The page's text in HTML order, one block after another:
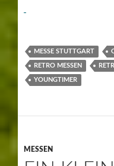
MESSE STUTTGART
RETRO MESSEN
YOUNGTIMER
MESSEN